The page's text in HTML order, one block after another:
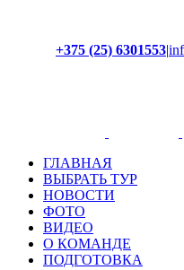
+375 (25) 6301553|
ГЛАВНАЯ
ВЫБРАТЬ ТУР
НОВОСТИ
ФОТО
ВИДЕО
О КОМАНДЕ
ПОДГОТОВКА